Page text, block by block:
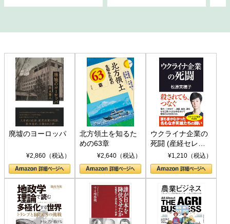
廃墟のヨーロッパ
¥2,860（税込）
北方領土を知るた
めの63章
¥2,640（税込）
ウクライナ企業の
死闘 (産経セレク
ト S 039)¥1,210（税込）